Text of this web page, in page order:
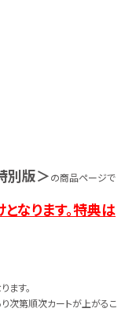
別版＞の商品ページで
なります。特典は
ます。
次第順次カートが上がるこ